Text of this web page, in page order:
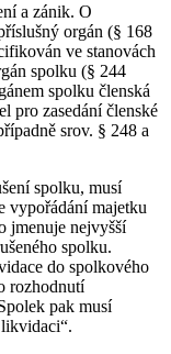
a zánik. O
orgán (§ 168
ve stanovách
spolku (§ 244
spolku členská
pro zasedání členské
srov. § 248 a
spolku, musí
vypořádání majetku
jmenuje nejvyšší
spolku.
do spolkového
rozhodnutí
pak musí